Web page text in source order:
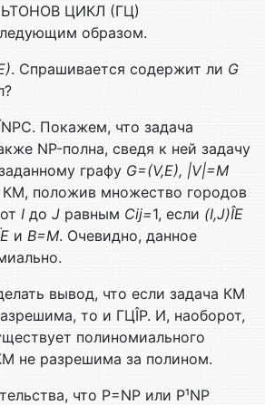
ЦИКЛ (ГЦ)
образом.
). Спрашивается содержит ли G
Покажем, что задача
NP-полна, сведя к ней задачу
графу G=(V,E), |V|=M
КМ, положив множество городов
I до J равным Cij=1, если (I,J)ÎE
E и B=M. Очевидно, данное
вывод, что если задача КМ
то и ГЦÎP. И, наоборот,
полиномиального
не разрешима за полином.
что P=NP или P¹NP